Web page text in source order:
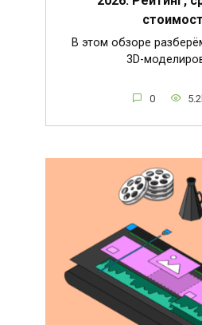
В этом обзоре
3D-
0